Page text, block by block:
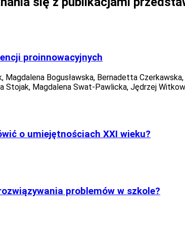
proinnowacyjnych
Magdalena Bogusławska, Bernadetta
Stojak, Magdalena Swat-Pawlicka, Jędrzej
o umiejętnościach XXI wieku?
problemów w szkole?